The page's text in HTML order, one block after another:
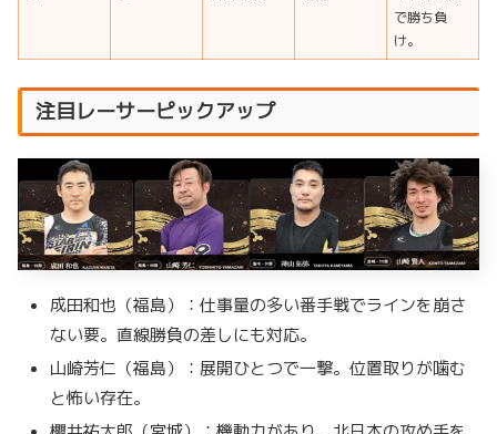
で勝ち負
け。
注目レーサーピックアップ
成田和也（福島）：仕事量の多い番手戦でラインを崩さ
ない要。直線勝負の差しにも対応。
山崎芳仁（福島）：展開ひとつで一撃。位置取りが噛む
と怖い存在。